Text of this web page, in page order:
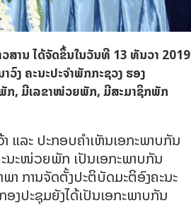
ານ ໄດ້ຈັດຂຶ້ນໃນວັນທີ 13 ທັນວາ 2019
ງ ຄະນະປະຈໍາພັກກະຊວງ ຮອງ
, ມີເລຂາໜ່ວຍພັກ, ມີສະມາຊິກພັກ
ລະ ປະກອບຄໍາເຫັນເອກະພາບກັນ
ະນະໜ່ວຍພັກ ເປັນເອກະພາບກັນ
າ ການຈັດຕັ້ງປະຕິບັດມະຕິອົງຄະນະ
ປະຊຸມຍັງໄດ້ເປັນເອກະພາບກັນ